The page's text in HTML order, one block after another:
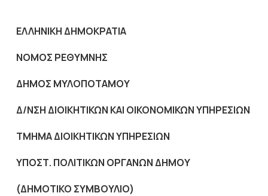
ΕΛΛΗΝΙΚΗ ΔΗΜΟΚΡΑΤΙΑ
NOMOΣ ΡΕΘΥΜΝΗΣ
ΔΗΜΟΣ ΜΥΛΟΠΟΤΑΜΟΥ
Δ/ΝΣΗ ΔΙΟΙΚΗΤΙΚΩΝ ΚΑΙ ΟΙΚΟΝΟΜΙΚΩΝ ΥΠΗΡΕΣΙΩΝ
ΤΜΗΜΑ ΔΙΟΙΚΗΤΙΚΩΝ ΥΠΗΡΕΣΙΩΝ
ΥΠΟΣΤ. ΠΟΛΙΤΙΚΩΝ ΟΡΓΑΝΩΝ ΔΗΜΟΥ
(ΔΗΜΟΤΙΚΟ ΣΥΜΒΟΥΛΙΟ)